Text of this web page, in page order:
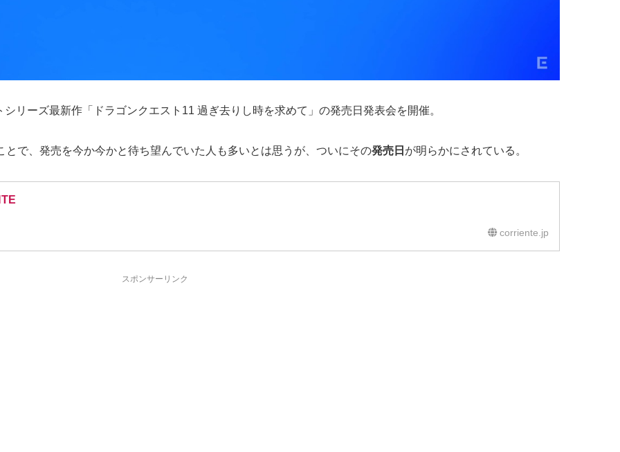
リーズ最新作「ドラゴンクエスト11 過ぎ去りし時を求めて」の発売日発表会を開催。
で、発売を今か今かと待ち望んでいた人も多いとは思うが、ついにその発売日 が明らかにされている。
corriente.jp
スポンサーリンク